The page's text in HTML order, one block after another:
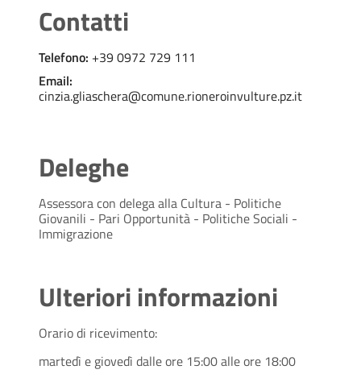
Contatti
Telefono: +39 0972 729 111
Email:
cinzia.gliaschera@comune.rioneroinvulture.pz.it
Deleghe
Assessora con delega alla Cultura - Politiche
Giovanili - Pari Opportunità - Politiche Sociali -
Immigrazione
Ulteriori informazioni
Orario di ricevimento:
martedì e giovedì dalle ore 15:00 alle ore 18:00